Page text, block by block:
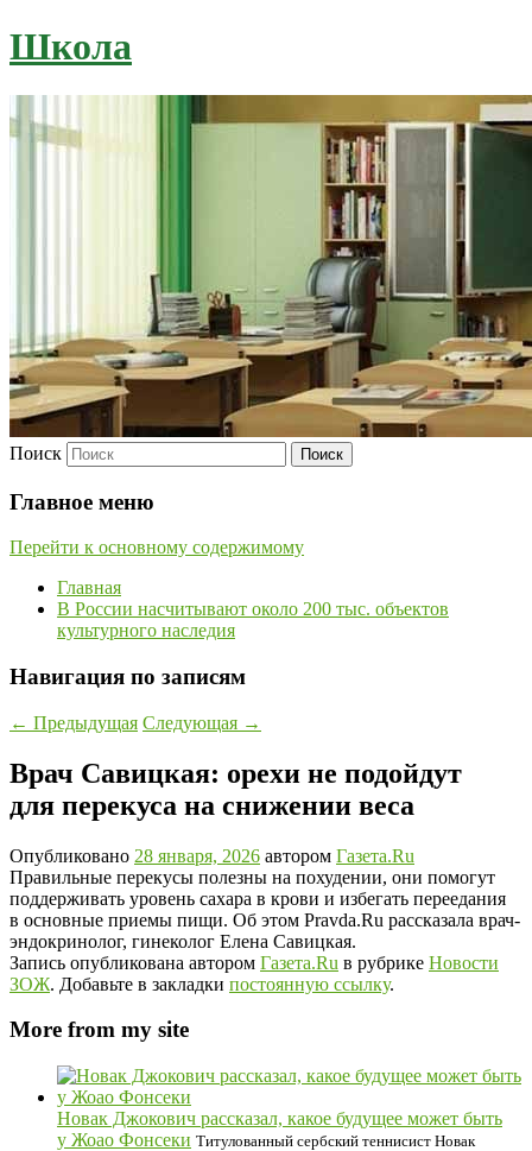
Школа
Поиск
Главное меню
Перейти к основному содержимому
Главная
В России насчитывают около 200 тыс. объектов
культурного наследия
Навигация по записям
← Предыдущая Следующая →
Врач Савицкая: орехи не подойдут
для перекуса на снижении веса
Опубликовано 28 января, 2026 автором Газета.Ru
Правильные перекусы полезны на похудении, они помогут
поддерживать уровень сахара в крови и избегать переедания
в основные приемы пищи. Об этом Pravda.Ru рассказала врач-
эндокринолог, гинеколог Елена Савицкая.
Запись опубликована автором Газета.Ru в рубрике Новости
ЗОЖ. Добавьте в закладки постоянную ссылку.
More from my site
Новак Джокович рассказал, какое будущее может быть
у Жоао Фонсеки Титулованный сербский теннисист Новак